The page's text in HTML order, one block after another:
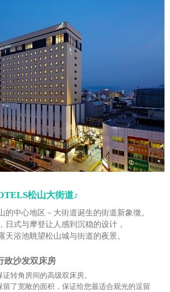
松山大街道♪
的中心地区－大街道诞生的街道新象徵。
日式与摩登让人感到沉稳的设计，
浴池眺望松山城与街道的夜景。
政沙发双床房
证转角房间的高级双床房。
留了宽敞的面积，保证给您最适合观光的逗留